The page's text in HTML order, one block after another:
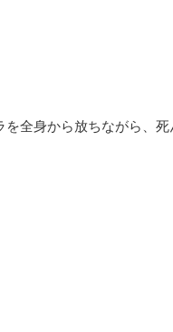
身から放ちながら、